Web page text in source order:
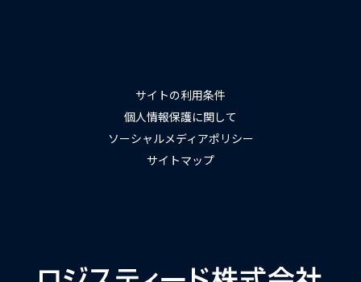
サイトの利用条件
個人情報保護に関して
ソーシャルメディアポリシー
サイトマップ